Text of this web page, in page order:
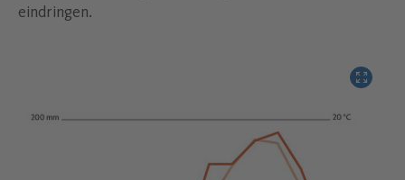
eindringen.
Bild